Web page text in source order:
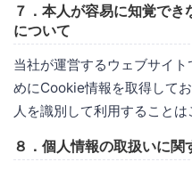
７．本人が容易に知覚で
について
当社が運営するウェブサイ
めにCookie情報を取得して
人を識別して利用することは
８．個人情報の取扱いに関